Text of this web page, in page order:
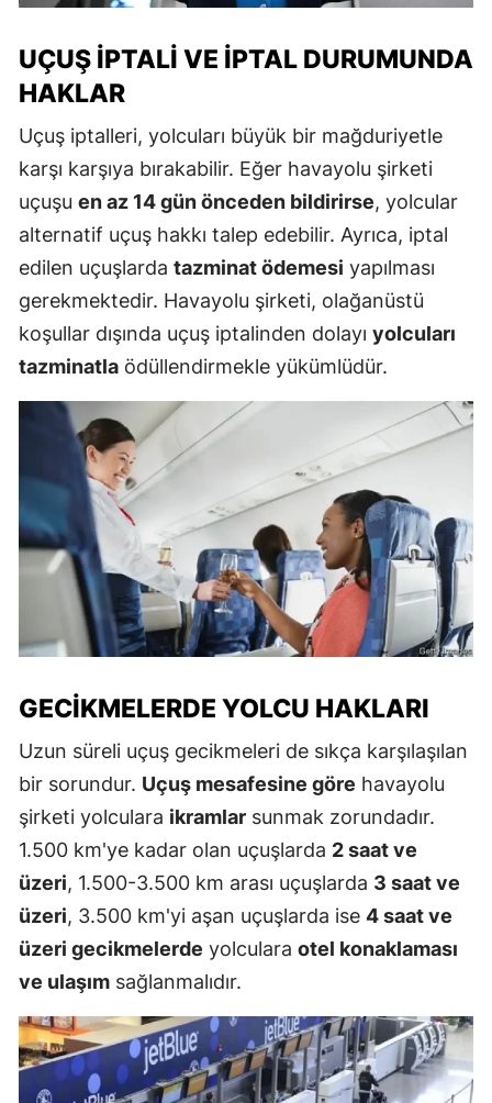
UÇUŞ İPTALI VE İPTAL DURUMUNDA
HAKLAR
Uçuş iptalleri, yolcuları büyük bir mağduriyetle
karşı karşıya bırakabilir. Eğer havayolu şirketi
uçuşu en az 14 gün önceden bildirirse, yolcular
alternatif uçuş hakkı talep edebilir. Ayrıca, iptal
edilen uçuşlarda tazminat ödemesi yapılması
gerekmektedir. Havayolu şirketi, olağanüstü
koşullar dışında uçuş iptalinden dolayı yolcuları
tazminatla ödüllendirmekle yükümlüdür.
GECIKMELERDE YOLCU HAKLARI
Uzun süreli uçuş gecikmeleri de sıkça karşılaşılan
bir sorundur. Uçuş mesafesine göre havayolu
şirketi yolculara ikramlar sunmak zorundadır.
1.500 km'ye kadar olan uçuşlarda 2 saat ve
üzeri, 1.500-3.500 km arası uçuşlarda 3 saat ve
üzeri, 3.500 km'yi aşan uçuşlarda ise 4 saat ve
üzeri gecikmelerde yolculara otel konaklaması
ve ulaşım sağlanmalıdır.